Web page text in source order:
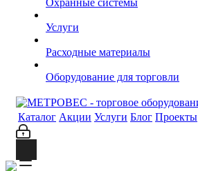
Услуги
Расходные материалы
Оборудование для торговли
Каталог Акции Услуги Блог Проекты